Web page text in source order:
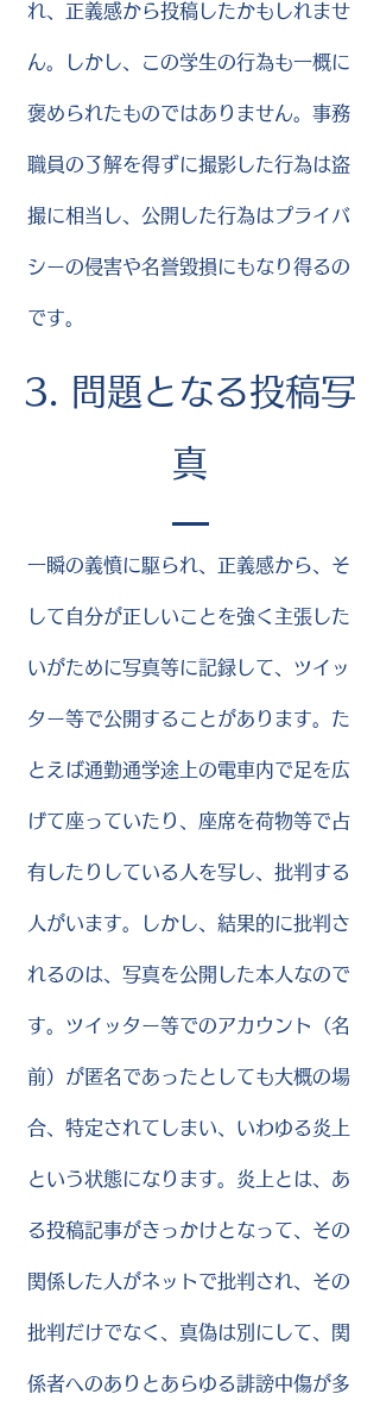
れ、正義感から投稿したかもしれませ
ん。しかし、この学生の行為も一概に
褒められたものではありません。事務
職員の了解を得ずに撮影した行為は盗
撮に相当し、公開した行為はプライバ
シーの侵害や名誉毀損にもなり得るの
です。
3. 問題となる投稿写
真
一瞬の義憤に駆られ、正義感から、そ
して自分が正しいことを強く主張した
いがために写真等に記録して、ツイッ
ター等で公開することがあります。た
とえば通勤通学途上の電車内で足を広
げて座っていたり、座席を荷物等で占
有したりしている人を写し、批判する
人がいます。しかし、結果的に批判さ
れるのは、写真を公開した本人なので
す。ツイッター等でのアカウント（名
前）が匿名であったとしても大概の場
合、特定されてしまい、いわゆる炎上
という状態になります。炎上とは、あ
る投稿記事がきっかけとなって、その
関係した人がネットで批判され、その
批判だけでなく、真偽は別にして、関
係者へのありとあらゆる誹謗中傷が多